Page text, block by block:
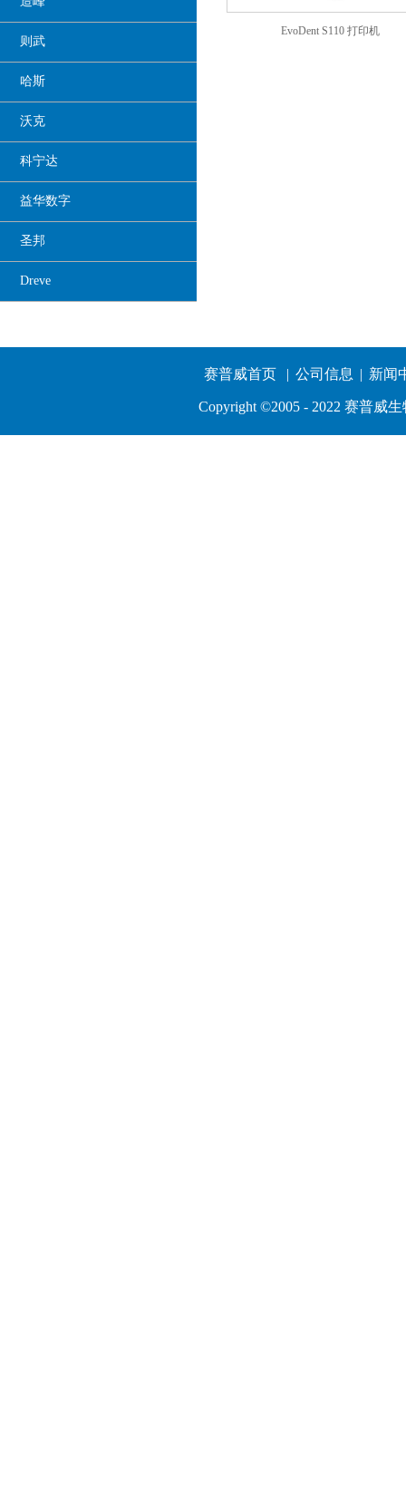
则武
哈斯
沃克
科宁达
益华数字
圣邦
Dreve
EvoDent S110 打印机
赛普威首页 | 公司信息 | 新闻
Copyright ©2005 - 2022 赛普威